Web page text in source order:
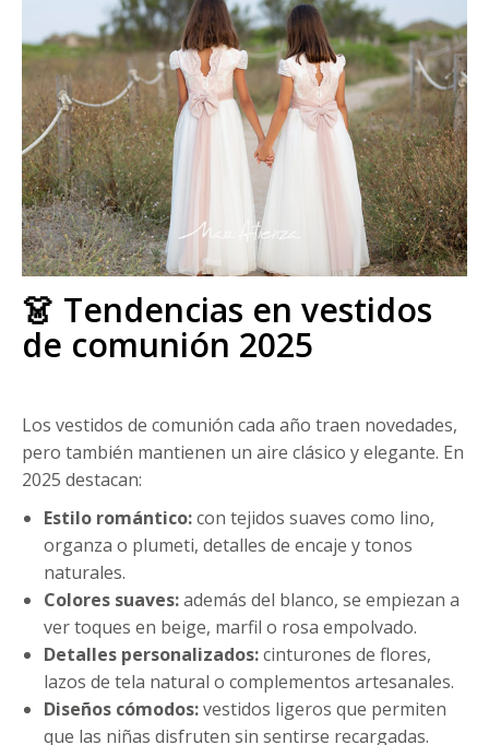
👗 Tendencias en vestidos
de comunión 2025
Los vestidos de comunión cada año traen novedades,
pero también mantienen un aire clásico y elegante. En
2025 destacan:
Estilo romántico:con tejidos suaves como lino,
organza o plumeti, detalles de encaje y tonos
naturales.
Colores suaves:además del blanco, se empiezan a
ver toques en beige, marfil o rosa empolvado.
Detalles personalizados:cinturones de flores,
lazos de tela natural o complementos artesanales.
Diseños cómodos:vestidos ligeros que permiten
que las niñas disfruten sin sentirse recargadas.